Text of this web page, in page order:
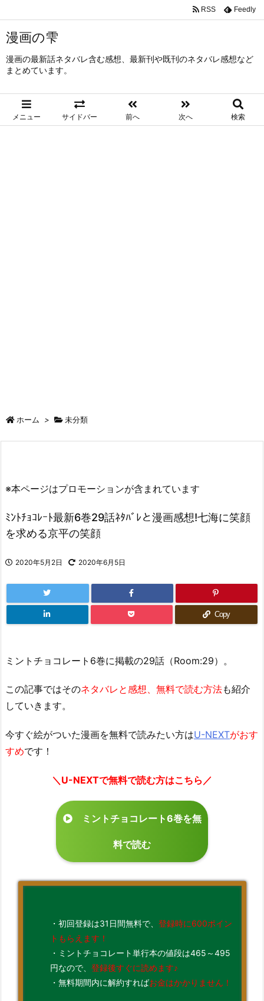
漫画の雫
漫画の最新話ネタバレ含む感想、最新刊や既刊のネタバレ感想など
まとめています。
メニュー サイドバー 前へ 次へ 検索
RSS Feedly
ホーム > 未分類
※本ページはプロモーションが含まれています
ﾐﾝﾄﾁｮｺﾚｰﾄ最新6巻29話ﾈﾀﾊﾞﾚと漫画感想!七海に笑顔
を求める京平の笑顔
2020年5月2日 2020年6月5日
Copy
ミントチョコレート6巻に掲載の29話（Room:29）。
この記事ではそのネタバレと感想、無料で読む方法も紹介
していきます。
今すぐ絵がついた漫画を無料で読みたい方はU-NEXTがおす
すめです！
＼U-NEXTで無料で読む方はこちら／
ミントチョコレート6巻を無
料で読む
・初回登録は31日間無料で、 登録時に600ポイン
トもらえます！
・ミントチョコレート単行本の値段は465～495
円なので、 登録後すぐに読めます♪
・無料期間内に解約すればお金はかかりません！